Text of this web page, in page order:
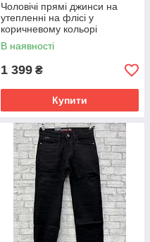
Чоловічі прямі джинси на
утепленні на флісі у
коричневому кольорі
В наявності
1 399 ₴
Купити